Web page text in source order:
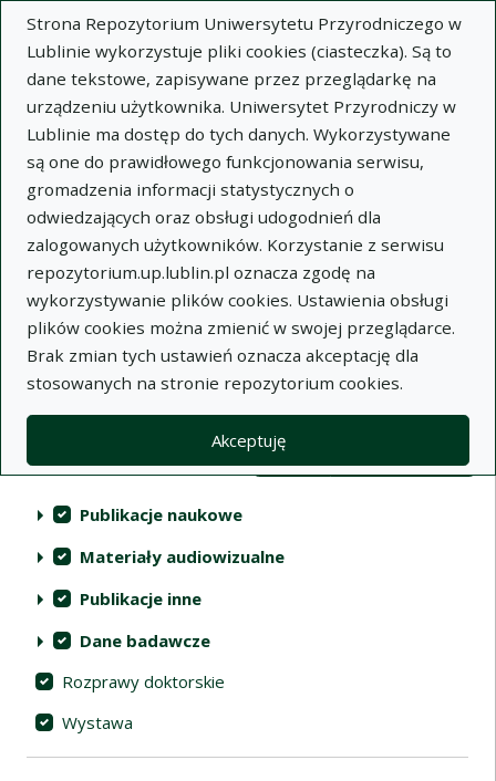
Strona Repozytorium Uniwersytetu Przyrodniczego w
Lublinie wykorzystuje pliki cookies (ciasteczka). Są to
dane tekstowe, zapisywane przez przeglądarkę na
urządzeniu użytkownika. Uniwersytet Przyrodniczy w
Lublinie ma dostęp do tych danych. Wykorzystywane
są one do prawidłowego funkcjonowania serwisu,
gromadzenia informacji statystycznych o
odwiedzających oraz obsługi udogodnień dla
zalogowanych użytkowników. Korzystanie z serwisu
repozytorium.up.lublin.pl oznacza zgodę na
wykorzystywanie plików cookies. Ustawienia obsługi
plików cookies można zmienić w swojej przeglądarce.
Brak zmian tych ustawień oznacza akceptację dla
stosowanych na stronie repozytorium cookies.
Akceptuję
Wyszukaj
Repozytorium Uniwersytetu
Przyrodniczego w Lublinie
Kolekcje
Lista wyników wyszukiwania
Filtry wyszukiwania (automatyczne
Akcje na kolekcjach
Kolekcje (automatyczne przeładowanie treści)
Publikacje naukowe
Materiały audiowizualne
Publikacje inne
Dane badawcze
Rozprawy doktorskie
Wystawa